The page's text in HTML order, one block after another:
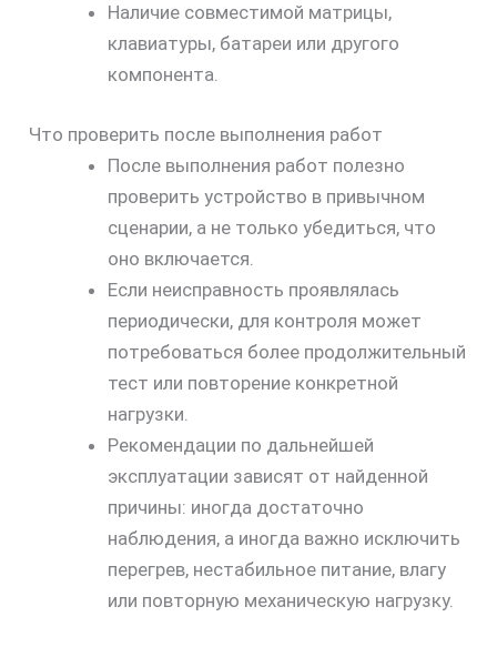
Наличие совместимой матрицы,
клавиатуры, батареи или другого
компонента.
Что проверить после выполнения работ
После выполнения работ полезно
проверить устройство в привычном
сценарии, а не только убедиться, что
оно включается.
Если неисправность проявлялась
периодически, для контроля может
потребоваться более продолжительный
тест или повторение конкретной
нагрузки.
Рекомендации по дальнейшей
эксплуатации зависят от найденной
причины: иногда достаточно
наблюдения, а иногда важно исключить
перегрев, нестабильное питание, влагу
или повторную механическую нагрузку.